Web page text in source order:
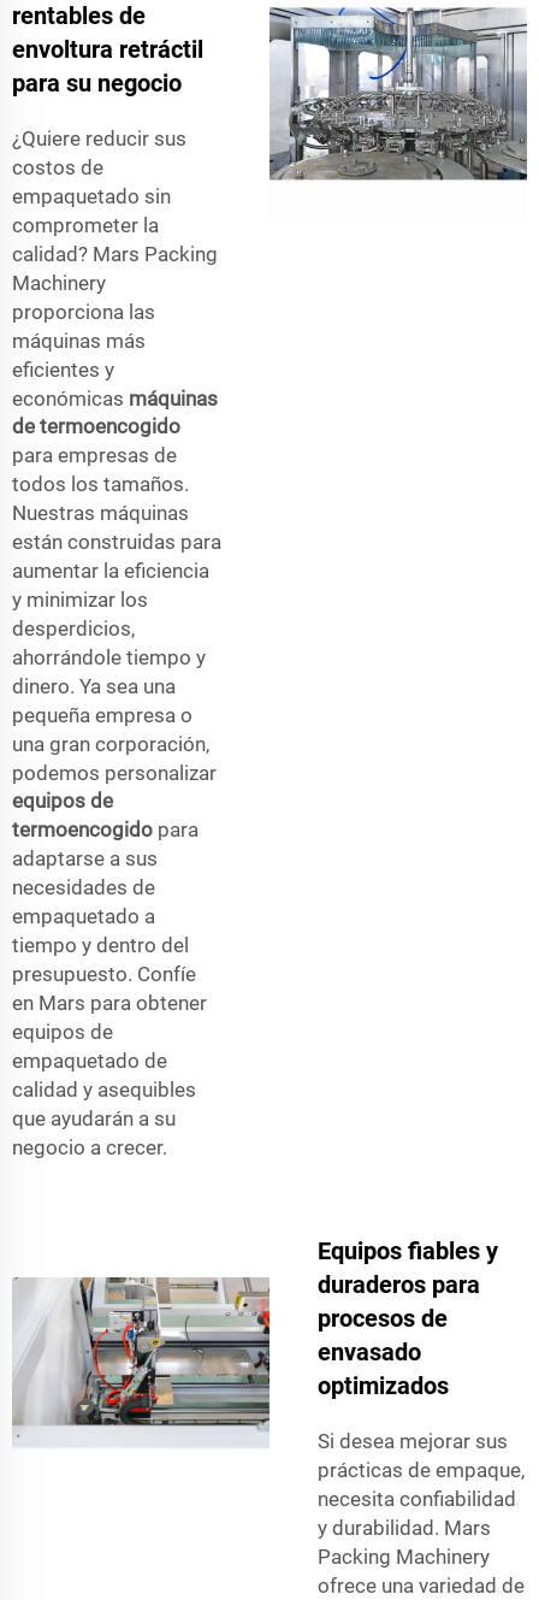
rentables de
envoltura retráctil
para su negocio
¿Quiere reducir sus
costos de
empaquetado sin
comprometer la
calidad? Mars Packing
Machinery
proporciona las
máquinas más
eficientes y
económicas máquinas
de termoencogido
para empresas de
todos los tamaños.
Nuestras máquinas
están construidas para
aumentar la eficiencia
y minimizar los
desperdicios,
ahorrándole tiempo y
dinero. Ya sea una
pequeña empresa o
una gran corporación,
podemos personalizar
equipos de
termoencogido para
adaptarse a sus
necesidades de
empaquetado a
tiempo y dentro del
presupuesto. Confíe
en Mars para obtener
equipos de
empaquetado de
calidad y asequibles
que ayudarán a su
negocio a crecer.
Equipos fiables y
duraderos para
procesos de
envasado
optimizados
Si desea mejorar sus
prácticas de empaque,
necesita confiabilidad
y durabilidad. Mars
Packing Machinery
ofrece una variedad de